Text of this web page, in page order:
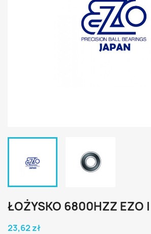
ŁOŻYSKO 6800HZZ EZO |
23,62 zł